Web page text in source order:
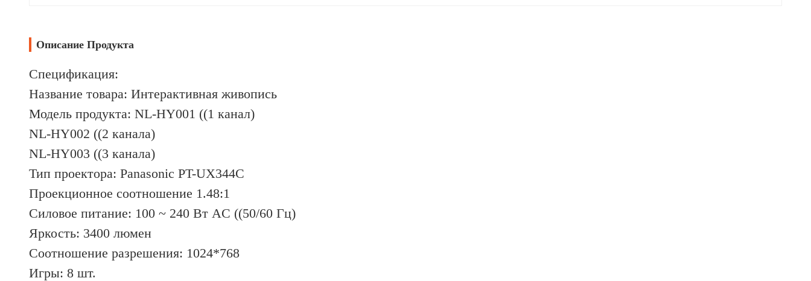
Описание Продукта
Спецификация:
Название товара: Интерактивная живопись
Модель продукта: NL-HY001 ((1 канал)
NL-HY002 ((2 канала)
NL-HY003 ((3 канала)
Тип проектора: Panasonic PT-UX344C
Проекционное соотношение 1.48:1
Силовое питание: 100 ~ 240 Вт AC ((50/60 Гц)
Яркость: 3400 люмен
Соотношение разрешения: 1024*768
Игры: 8 шт.